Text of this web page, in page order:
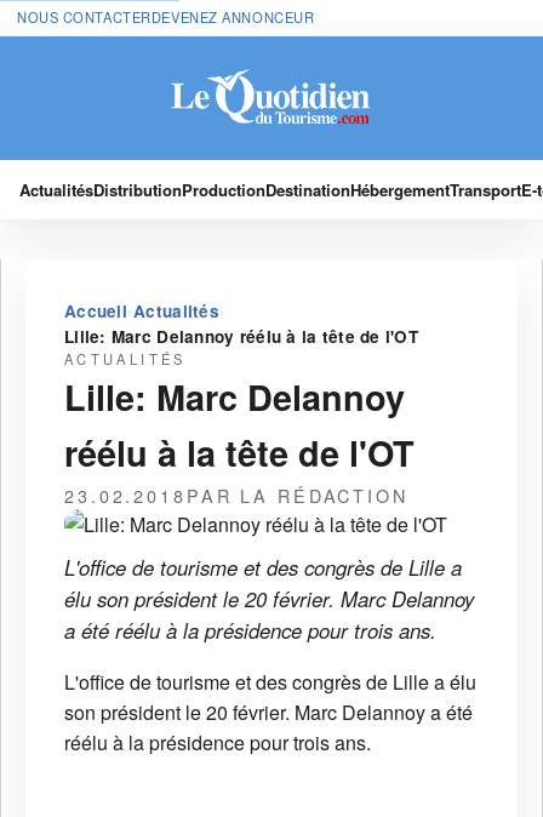
NOUS CONTACTERDEVENEZ ANNONCEUR
ActualitésDistributionProductionDestinationHébergementTransport
Accueil›Actualités›
Lille: Marc Delannoy réélu à la tête de l'OT
ACTUALITÉS
Lille: Marc Delannoy
réélu à la tête de l'OT
23.02.2018PAR LA RÉDACTION
L'office de tourisme et des congrès de Lille a
élu son président le 20 février. Marc Delannoy
a été réélu à la présidence pour trois ans.
L'office de tourisme et des congrès de Lille a élu
son président le 20 février. Marc Delannoy a été
réélu à la présidence pour trois ans.